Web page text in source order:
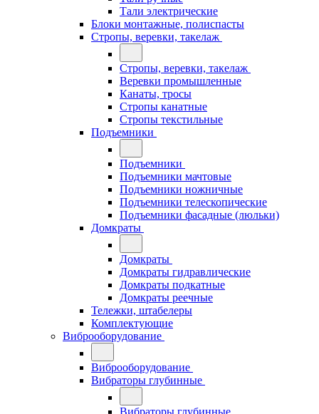
Тали электрические
Блоки монтажные, полиспасты
Стропы, веревки, такелаж
Стропы, веревки, такелаж
Веревки промышленные
Канаты, тросы
Стропы канатные
Стропы текстильные
Подъемники
Подъемники
Подъемники мачтовые
Подъемники ножничные
Подъемники телескопические
Подъемники фасадные (люльки)
Домкраты
Домкраты
Домкраты гидравлические
Домкраты подкатные
Домкраты реечные
Тележки, штабелеры
Комплектующие
Виброоборудование
Виброоборудование
Вибраторы глубинные
Вибраторы глубинные